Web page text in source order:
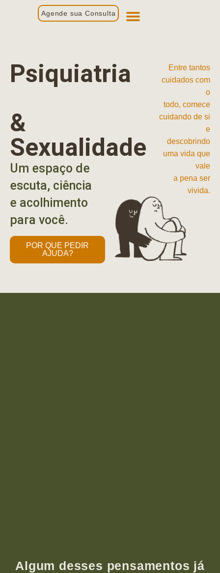
Agende sua Consulta
Psiquiatria
&
Sexualidade
Um espaço de
escuta, ciência
e acolhimento
para você.
POR QUE PEDIR
AJUDA?
Entre tantos
cuidados com
o
todo, comece
cuidando de si
e
descobrindo
uma vida que
vale
a pena ser
vivida.
Algum desses pensamentos já